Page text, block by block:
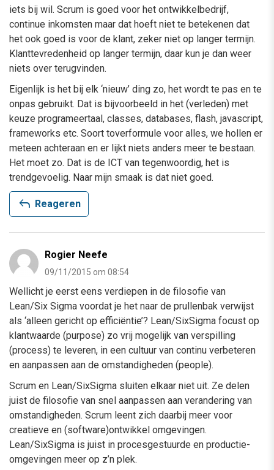
iets bij wil. Scrum is goed voor het ontwikkelbedrijf,
continue inkomsten maar dat hoeft niet te betekenen dat
het ook goed is voor de klant, zeker niet op langer termijn.
Klanttevredenheid op langer termijn, daar kun je dan weer
niets over terugvinden.
Eigenlijk is het bij elk ‘nieuw’ ding zo, het wordt te pas en te
onpas gebruikt. Dat is bijvoorbeeld in het (verleden) met
keuze programeertaal, classes, databases, flash, javascript,
frameworks etc. Soort toverformule voor alles, we hollen er
meteen achteraan en er lijkt niets anders meer te bestaan.
Het moet zo. Dat is de ICT van tegenwoordig, het is
trendgevoelig. Naar mijn smaak is dat niet goed.
reply Reageren
Rogier Neefe
09/11/2015 om 08:54
Wellicht je eerst eens verdiepen in de filosofie van
Lean/Six Sigma voordat je het naar de prullenbak verwijst
als ‘alleen gericht op efficiëntie’? Lean/SixSigma focust op
klantwaarde (purpose) zo vrij mogelijk van verspilling
(process) te leveren, in een cultuur van continu verbeteren
en aanpassen aan de omstandigheden (people).
Scrum en Lean/SixSigma sluiten elkaar niet uit. Ze delen
juist de filosofie van snel aanpassen aan verandering van
omstandigheden. Scrum leent zich daarbij meer voor
creatieve en (software)ontwikkel omgevingen.
Lean/SixSigma is juist in procesgestuurde en productie-
omgevingen meer op z’n plek.